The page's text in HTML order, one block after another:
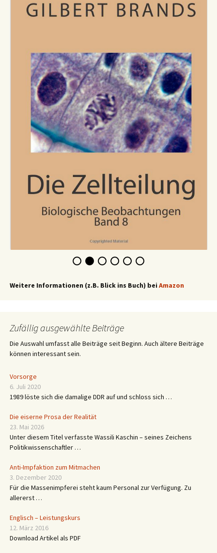
Weitere Informationen (z.B. Blick ins Buch) bei Amazon
Zufällig ausgewählte Beiträge
Die Auswahl umfasst alle Beiträge seit Beginn. Auch ältere Beiträge
können interessant sein.
Vorsorge
6. Juli 2020
1989 löste sich die damalige DDR auf und schloss sich …
Die eiserne Prosa der Realität
23. Mai 2026
Unter diesem Titel verfasste Wassili Kaschin – seines Zeichens
Politikwissenschaftler …
Anti-Impfaktion zum Mitmachen
3. Dezember 2020
Für die Massenimpferei steht kaum Personal zur Verfügung. Zu
allererst …
Englisch – Leistungskurs
12. März 2016
Download Artikel als PDF